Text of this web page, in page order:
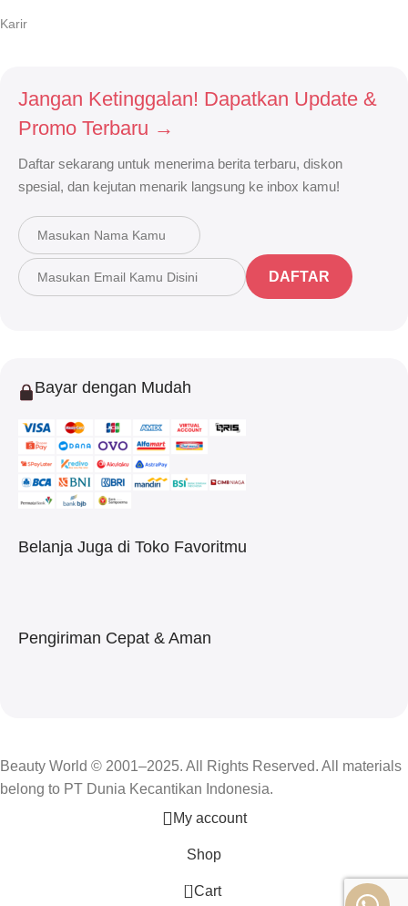
Karir
Jangan Ketinggalan! Dapatkan Update &
Promo Terbaru →
Daftar sekarang untuk menerima berita terbaru, diskon
spesial, dan kejutan menarik langsung ke inbox kamu!
DAFTAR
Bayar dengan Mudah
Belanja Juga di Toko Favoritmu
Pengiriman Cepat & Aman
Beauty World © 2001–2025. All Rights Reserved. All materials
belong to PT Dunia Kecantikan Indonesia.
My account
Shop
0 Cart